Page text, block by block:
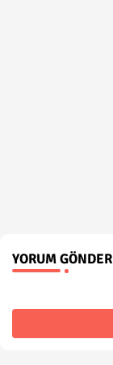
YORUM GÖNDER